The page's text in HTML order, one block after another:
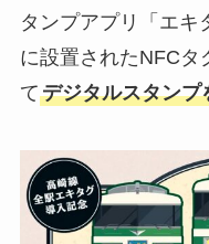
タンプアプリ「エキ
に設置されたNFCタ
てデジタルスタンプ